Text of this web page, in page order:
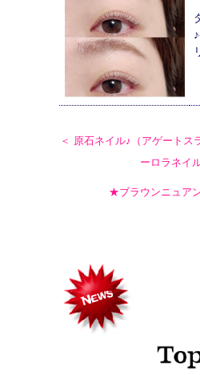
＜ 原石ネイル♪（アゲートス
ーロラネイ
★ブラウンニュア